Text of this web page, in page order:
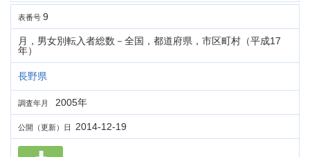
表番号 9
月，男女別転入者総数－全国，都道府県，市区町村（平成17
年）
長野県
調査年月 2005年
公開（更新）日 2014-12-19